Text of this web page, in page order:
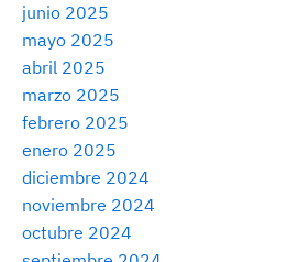
junio 2025
mayo 2025
abril 2025
marzo 2025
febrero 2025
enero 2025
diciembre 2024
noviembre 2024
octubre 2024